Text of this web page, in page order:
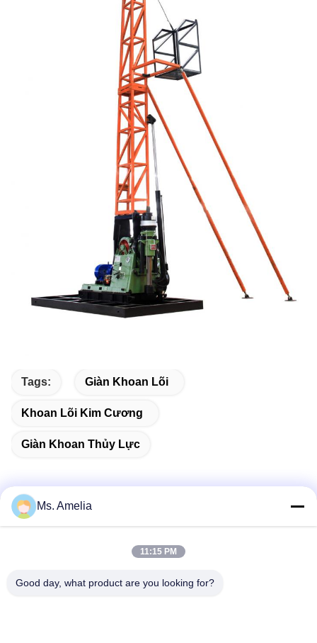
Tags: Giàn Khoan Lõi
Khoan Lõi Kim Cương
Giàn Khoan Thủy Lực
Không, không.122, Xizhang Road, thành phố Wuxi, tỉnh
Ms. Amelia
11:15 PM
Good day, what product are you looking for?